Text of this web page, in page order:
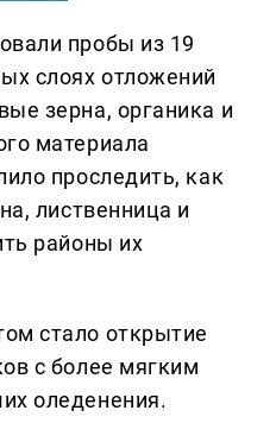
пробы из 19
слоях отложений
зерна, органика и
материала
проследить, как
лиственница и
районы их
стало открытие
с более мягким
оледенения.